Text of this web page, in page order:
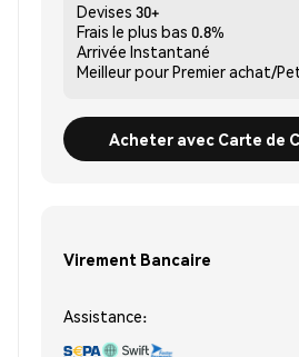
Devises 30+
Frais le plus bas 0.8%
Arrivée Instantané
Meilleur pourPremier achat/
Acheter avec Carte de
Virement Bancaire
Assistance: